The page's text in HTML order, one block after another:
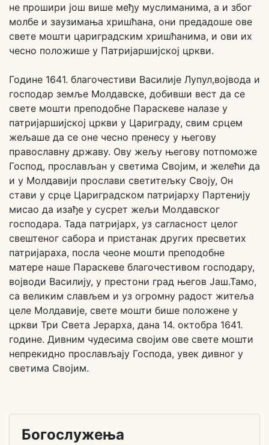
не прошири још више међу муслиманима, а и због
молбе и заузимања хришћана, они предадоше ове
свете мошти цариградским хришћанима, и ови их
чесно положише у Патријаршијској цркви.
Године 1641. благочестиви Василије Лупул,војвода и
господар земље Молдавске, добивши вест да се
свете мошти преподобне Параскеве налазе у
патријаршијској цркви у Цариграду, свим срцем
жељаше да се оне чесно пренесу у његову
православну државу. Ову жељу његову потпоможе
Господ, прослављан у светима Својим, и желећи да
и у Молдавији прослави светитељку Своју, Он
стави у срце Цариградском патријарху Партенију
мисао да изађе у сусрет жељи Молдавског
господара. Тада патријарх, уз сагласност целог
свештеног сабора и пристанак других пресветих
патријараха, посла чеоне мошти преподобне
матере наше Параскеве благочестивом господару,
војводи Василију, у престони град његов Јаш.Тамо,
са великим слављем и уз огромну радост житеља
целе Молдавије, свете мошти бише положене у
цркви Три Света Јерарха, дана 14. октобра 1641.
године. Дивним чудесима својим ове свете мошти
непрекидно прослављају Господа, увек дивног у
светима Својим.
Богослужења